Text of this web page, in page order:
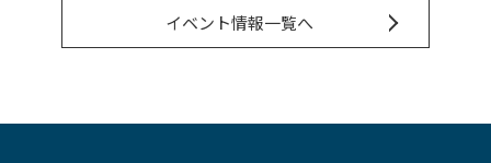
イベント情報一覧へ